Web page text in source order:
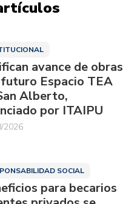
avance de obras
Espacio TEA
Alberto,
por ITAIPU
2026
SOCIAL
para becarios